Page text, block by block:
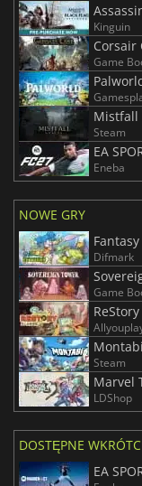
Kinguin
Corsair
Game
Mistfall
Steam
EA
Eneba
NOWE GRY
Difmark
Game
Montabi
Steam
Marvel
LDShop
DOSTĘPNE
EA